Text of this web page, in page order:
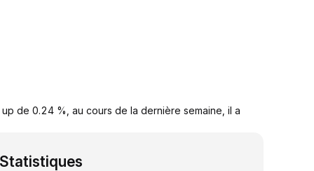
de 0.24 %, au cours de la dernière semaine, il a
Statistiques